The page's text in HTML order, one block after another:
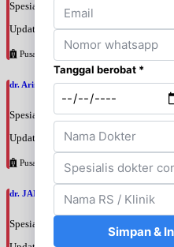
Spesialis: Penyakit Dalam
Update terakhir: 2026-08-07 20:35:45
Pusat Pertamina
dr. Arini Purwono, SpP
Spesialis: Paru
Update terakhir: 2026-08-07 20:25:58
Pusat Pertamina
dr. JANUAR HABIBI, SpP
Spesialis: Paru